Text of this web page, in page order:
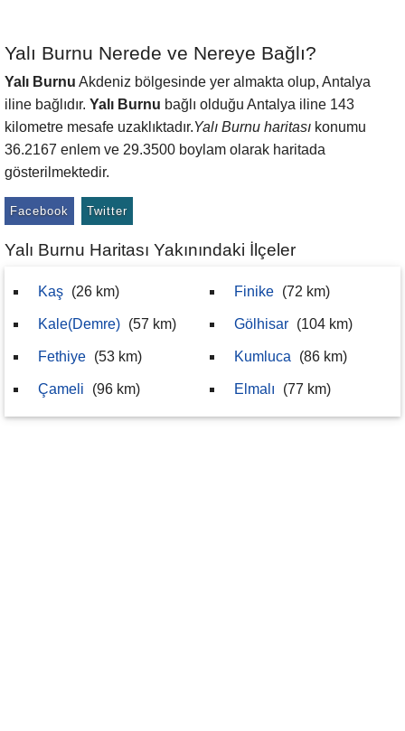
Yalı Burnu Nerede ve Nereye Bağlı?
Yalı Burnu Akdeniz bölgesinde yer almakta olup, Antalya
iline bağlıdır. Yalı Burnu bağlı olduğu Antalya iline 143
kilometre mesafe uzaklıktadır.Yalı Burnu haritası konumu
36.2167 enlem ve 29.3500 boylam olarak haritada
gösterilmektedir.
Facebook Twitter
Yalı Burnu Haritası Yakınındaki İlçeler
Kaş (26 km)
Kale(Demre) (57 km)
Fethiye (53 km)
Çameli (96 km)
Finike (72 km)
Gölhisar (104 km)
Kumluca (86 km)
Elmalı (77 km)